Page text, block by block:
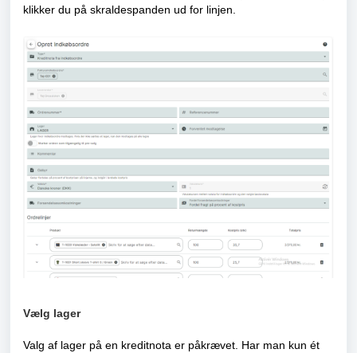
klikker du på skraldespanden ud for linjen.
Vælg lager
Valg af lager på en kreditnota er påkrævet. Har man kun ét